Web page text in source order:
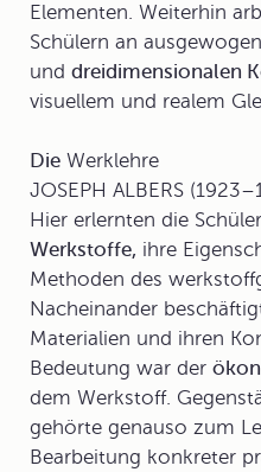
Elementen. Weiterhin
Schülern an
und dreidimensionalen
visuellem und realem
Die Werklehre
JOSEPH ALBERS
Hier erlernten die
Werkstoffe, ihre
Methoden des
Nacheinander
Materialien und ihren
Bedeutung war der
dem Werkstoff.
gehörte genauso zum
Bearbeitung konkreter